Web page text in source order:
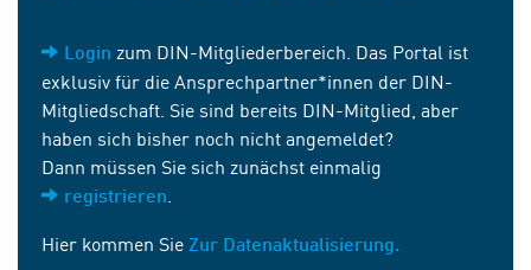
Login zum DIN-Mitgliederbereich. Das Portal ist
exklusiv für die Ansprechpartner*innen der DIN-
Mitgliedschaft. Sie sind bereits DIN-Mitglied, aber
haben sich bisher noch nicht angemeldet?
Dann müssen Sie sich zunächst einmalig
registrieren
Hier kommen Sie Zur Datenaktualisierung.